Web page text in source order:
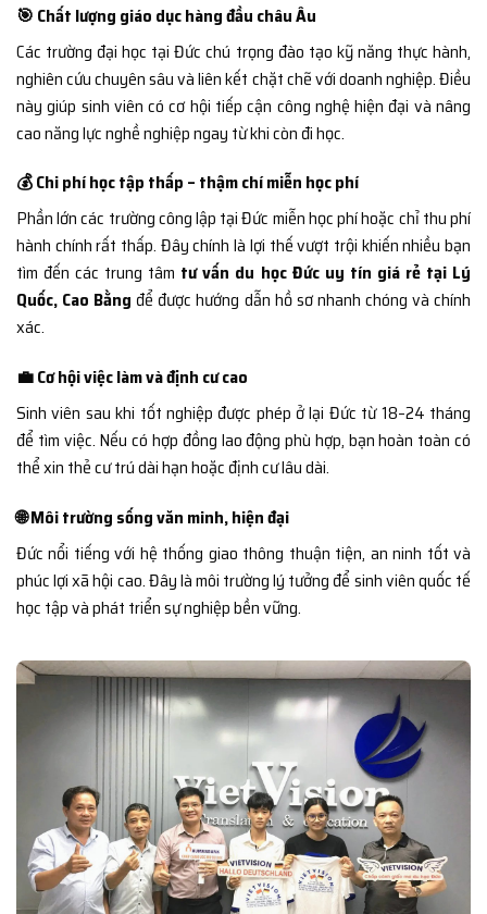
🎯 Chất lượng giáo dục hàng đầu châu Âu
Các trường đại học tại Đức chú trọng đào tạo kỹ năng thực hành,
nghiên cứu chuyên sâu và liên kết chặt chẽ với doanh nghiệp. Điều
này giúp sinh viên có cơ hội tiếp cận công nghệ hiện đại và nâng
cao năng lực nghề nghiệp ngay từ khi còn đi học.
💰 Chi phí học tập thấp – thậm chí miễn học phí
Phần lớn các trường công lập tại Đức miễn học phí hoặc chỉ thu phí
hành chính rất thấp. Đây chính là lợi thế vượt trội khiến nhiều bạn
tìm đến các trung tâm tư vấn du học Đức uy tín giá rẻ tại Lý
Quốc, Cao Bằng để được hướng dẫn hồ sơ nhanh chóng và chính
xác.
💼 Cơ hội việc làm và định cư cao
Sinh viên sau khi tốt nghiệp được phép ở lại Đức từ 18–24 tháng
để tìm việc. Nếu có hợp đồng lao động phù hợp, bạn hoàn toàn có
thể xin thẻ cư trú dài hạn hoặc định cư lâu dài.
🌐 Môi trường sống văn minh, hiện đại
Đức nổi tiếng với hệ thống giao thông thuận tiện, an ninh tốt và
phúc lợi xã hội cao. Đây là môi trường lý tưởng để sinh viên quốc tế
học tập và phát triển sự nghiệp bền vững.